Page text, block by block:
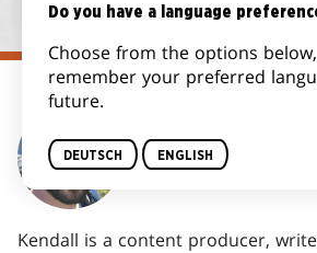
KENDALL
Kendall is a content producer,
Do you have a language
Choose from the options
remember your preferred
future.
DEUTSCH ENGLISH